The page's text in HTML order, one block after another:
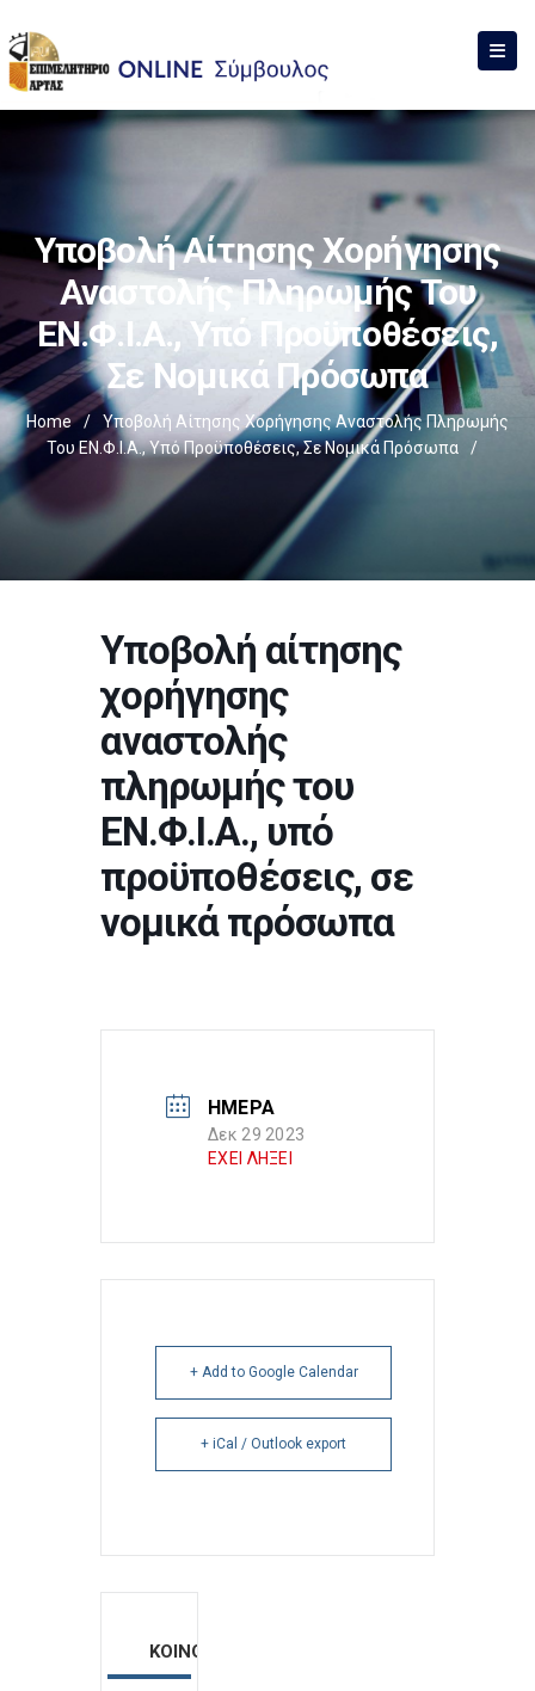
Υποβολή Αίτησης Χορήγησης
Αναστολής Πληρωμής Του
ΕΝ.Φ.Ι.Α., Υπό Προϋποθέσεις,
Σε Νομικά Πρόσωπα
Home /
Υποβολή Αίτησης Χορήγησης Αναστολής Πληρωμής
Του ΕΝ.Φ.Ι.Α., Υπό Προϋποθέσεις, Σε Νομικά Πρόσωπα
/
Υποβολή αίτησης
χορήγησης
αναστολής
πληρωμής του
ΕΝ.Φ.Ι.Α., υπό
προϋποθέσεις, σε
νομικά πρόσωπα
ΗΜΕΡΑ
Δεκ 29 2023
ΕΧΕΙ ΛΗΞΕΙ
+ Add to Google Calendar
+ iCal / Outlook export
ΚΟΙΝΟΠΟΙΗΣΗ